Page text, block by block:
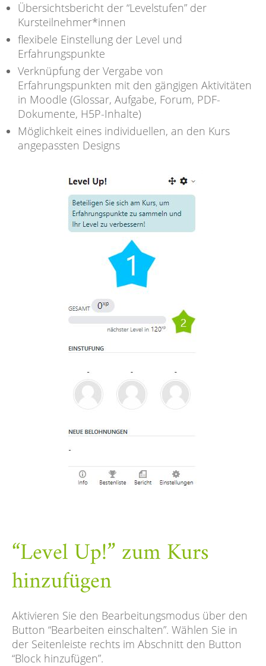
Übersichtsbericht der “Levelstufen” der
Kursteilnehmer*innen
flexibele Einstellung der Level und
Erfahrungspunkte
Verknüpfung der Vergabe von
Erfahrungspunkten mit den gängigen Aktivitäten
in Moodle (Glossar, Aufgabe, Forum, PDF-
Dokumente, H5P-Inhalte)
Möglichkeit eines individuellen, an den Kurs
angepassten Designs
“Level Up!” zum Kurs
hinzufügen
Aktivieren Sie den Bearbeitungsmodus über den
Button “Bearbeiten einschalten”. Wählen Sie in
der Seitenleiste rechts im Abschnitt den Button
“Block hinzufügen”.